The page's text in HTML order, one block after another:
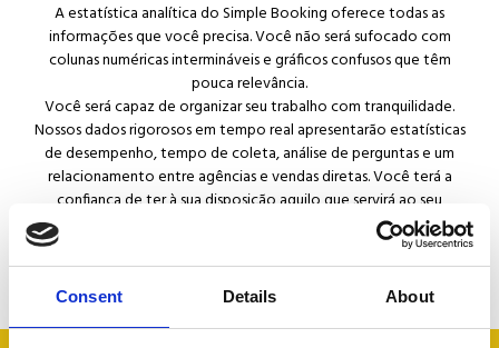
Consent Details About
A estatística analítica do Simple Booking oferece todas as
informações que você precisa. Você não será sufocado com
colunas numéricas intermináveis e gráficos confusos que têm
pouca relevância.
Você será capaz de organizar seu trabalho com tranquilidade.
Nossos dados rigorosos em tempo real apresentarão estatísticas
de desempenho, tempo de coleta, análise de perguntas e um
relacionamento entre agências e vendas diretas. Você terá a
confiança de ter à sua disposição aquilo que servirá ao seu
negócio com eficiência e lucratividade.